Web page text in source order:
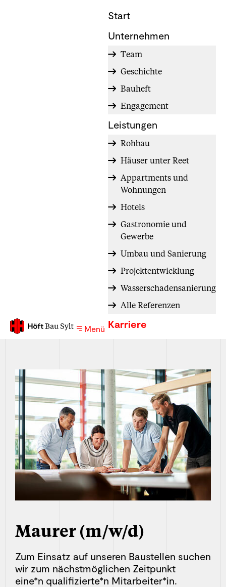
Menü
Start
Unternehmen
Team
Geschichte
Bauheft
Engagement
Leistungen
Rohbau
Häuser unter Reet
Appartments und
Wohnungen
Hotels
Gastronomie und
Gewerbe
Umbau und Sanierung
Projektentwicklung
Wasserschadensanierung
Alle Referenzen
Karriere
Maurer (m/w/d)
Zum Einsatz auf unseren Baustellen suchen
wir zum nächstmöglichen Zeitpunkt
eine*n qualifizierte*n Mitarbeiter*in.